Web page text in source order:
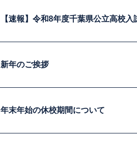
【速報】令和8年度千葉県公立高校入
新年のご挨拶
年末年始の休校期間について